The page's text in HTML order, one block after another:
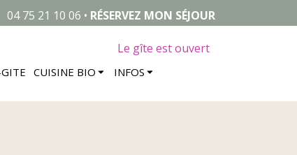
04 75 21 10 06 • RÉSERVEZ MON SÉJOUR
Le gîte est ouvert
CUISINE BIO INFOS